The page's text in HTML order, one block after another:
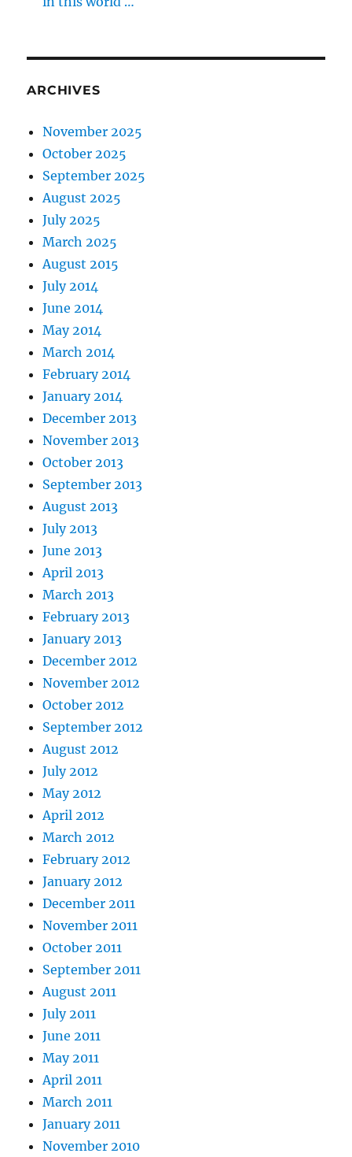
ARCHIVES
November 2025
October 2025
September 2025
August 2025
July 2025
March 2025
August 2015
July 2014
June 2014
May 2014
March 2014
February 2014
January 2014
December 2013
November 2013
October 2013
September 2013
August 2013
July 2013
June 2013
April 2013
March 2013
February 2013
January 2013
December 2012
November 2012
October 2012
September 2012
August 2012
July 2012
May 2012
April 2012
March 2012
February 2012
January 2012
December 2011
November 2011
October 2011
September 2011
August 2011
July 2011
June 2011
May 2011
April 2011
March 2011
January 2011
November 2010